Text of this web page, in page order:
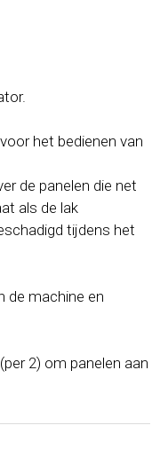
het bedienen van
de panelen die net
als de lak
tijdens het
de machine en
2) om panelen aan